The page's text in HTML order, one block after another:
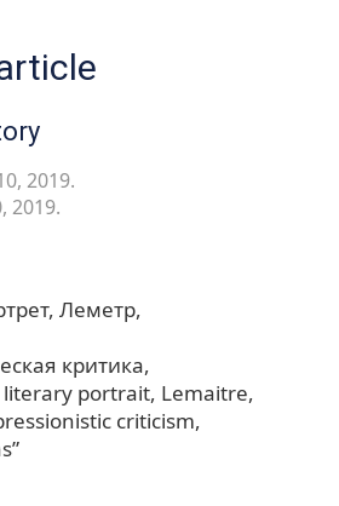
2019.
2019.
Леметр
критика
literary portrait Lemaitre
criticism